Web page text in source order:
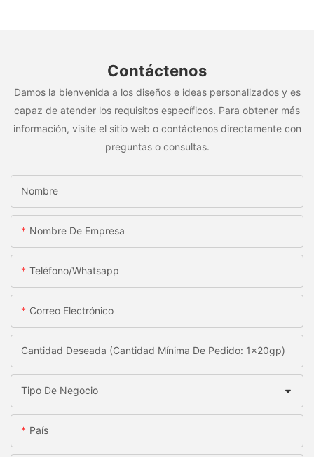
Contáctenos
Damos la bienvenida a los diseños e ideas personalizados y es
capaz de atender los requisitos específicos. Para obtener más
información, visite el sitio web o contáctenos directamente con
preguntas o consultas.
Nombre
Nombre De Empresa
Teléfono/whatsapp
Correo Electrónico
Cantidad Deseada (Cantidad Mínima De Pedido: 1x20gp)
Tipo De Negocio
País